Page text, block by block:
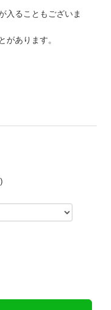
入ることもございま
あります。